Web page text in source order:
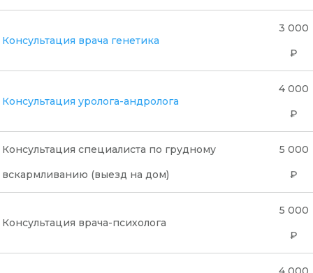
Консультация врача генетика
3 000
₽
Консультация уролога-андролога
4 000
₽
Консультация специалиста по грудному
вскармливанию (выезд на дом)
5 000
₽
Консультация врача-психолога
5 000
₽